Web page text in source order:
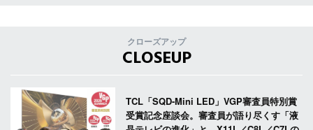
クローズアップ
CLOSEUP
TCL「SQD-Mini LED」VGP審査員特別賞
受賞記念座談会。審査員が語り尽くす「液